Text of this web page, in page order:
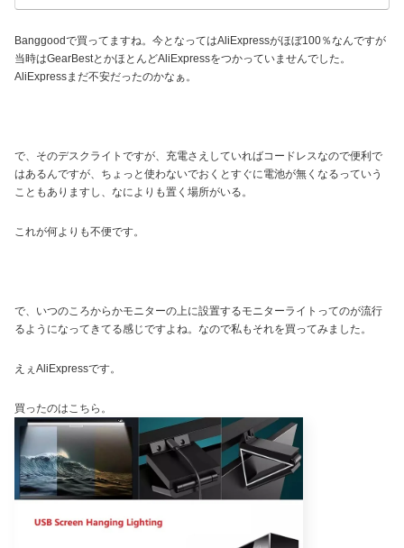
Banggoodで買ってますね。今となってはAliExpressがほぼ100％なんですが
当時はGearBestとかほとんどAliExpressをつかっていませんでした。
AliExpressまだ不安だったのかなぁ。
で、そのデスクライトですが、充電さえしていればコードレスなので便利で
はあるんですが、ちょっと使わないでおくとすぐに電池が無くなるっていう
こともありますし、なによりも置く場所がいる。
これが何よりも不便です。
で、いつのころからかモニターの上に設置するモニターライトってのが流行
るようになってきてる感じですよね。なので私もそれを買ってみました。
えぇAliExpressです。
買ったのはこちら。